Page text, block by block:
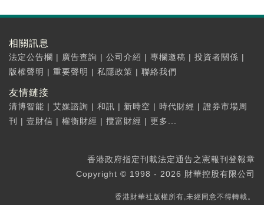
相關訊息
法定公告欄 | 廣告查詢 | 公司介紹 | 專欄邀稿 | 投資者關係 |
版權聲明 | 重要聲明 | 私隱政策 | 聯絡我們
友情鏈接
清博智能 | 艾媒諮詢 | 和訊 | 新時空 | 時代財經 | 證券市場周
刊
| 壹財信 | 權衡財經 | 攬富財經 | 更多...
香港政府指定刊載法定通告之憲報刊登報章
Copyright © 1998 - 2026 財華控股有限公司
香港財華社版權所有,未經同意不得轉載。